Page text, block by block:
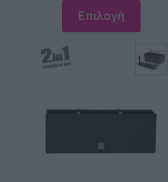
Επιλογή